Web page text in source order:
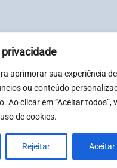
aprimorar sua experiência de
ou conteúdo
Ao clicar em “Aceitar todos”,
de cookies.
Rejeitar
CNPJ: 31081317000123
|Termos
Segunda à sexta-feira,
das 08:00 às